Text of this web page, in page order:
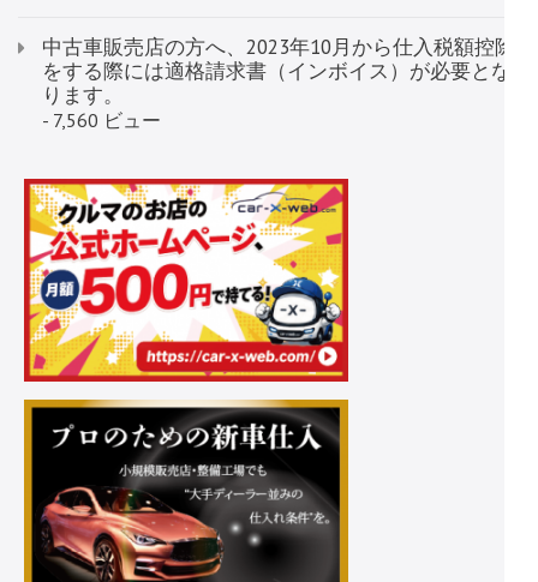
中古車販売店の方へ、2023年10月から仕入税額控除
をする際には適格請求書（インボイス）が必要とな
ります。
- 7,560 ビュー